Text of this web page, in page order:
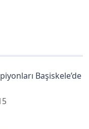
Başiskele’de